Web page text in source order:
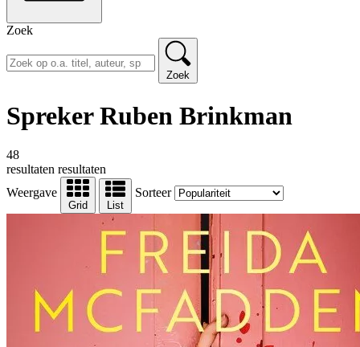
Zoek
Zoek
Spreker Ruben Brinkman
48
resultaten resultaten
Weergave
Grid List
Sorteer